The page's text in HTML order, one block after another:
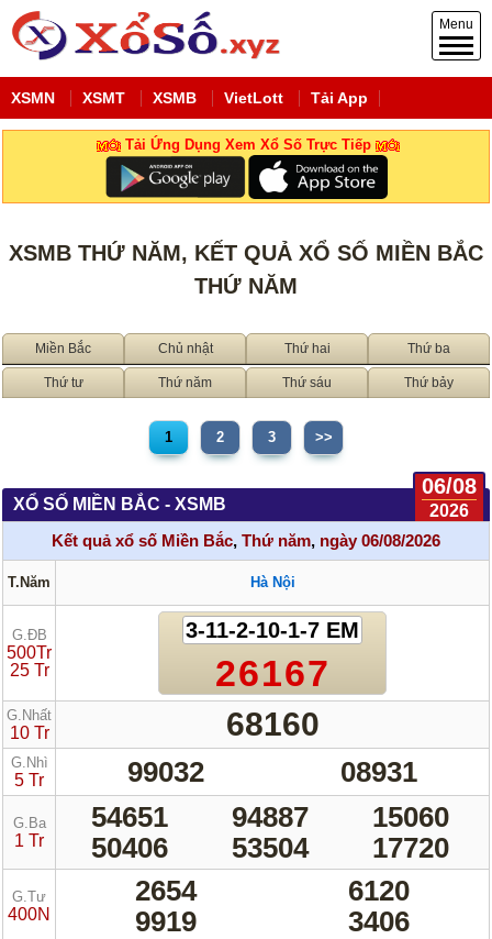
Menu
XSMN XSMT XSMB VietLott Tải App
Tải Ứng Dụng Xem Xổ Số Trực Tiếp
XSMB THỨ NĂM, KẾT QUẢ XỔ SỐ MIỀN BẮC
THỨ NĂM
Miền Bắc Chủ nhật Thứ hai Thứ ba
Thứ tư Thứ năm Thứ sáu Thứ bảy
1 2 3 >>
XỔ SỐ MIỀN BẮC - XSMB
06/08
2026
Kết quả xổ số Miền Bắc, Thứ năm, ngày 06/08/2026
T.Năm Hà Nội
G.ĐB
500Tr
25 Tr
3-11-2-10-1-7 EM
26167
G.Nhất
10 Tr 68160
G.Nhì
5 Tr 99032 08931
G.Ba
1 Tr
54651 94887
15060
50406
53504 17720
G.Tư
400N
2654
6120
9919
3406